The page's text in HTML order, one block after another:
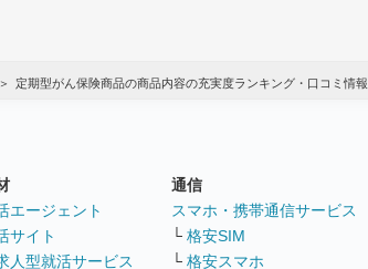
定期型がん保険商品の商品内容の充実度ランキング・口コミ情報
エージェント
サイト
人型就活サービス
通信
スマホ・携帯通信サービス
└ 格安SIM
└ 格安スマホ